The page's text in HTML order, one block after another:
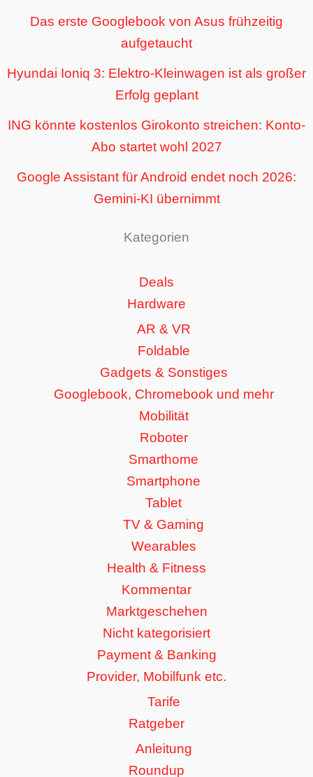
Das erste Googlebook von Asus frühzeitig
aufgetaucht
Hyundai Ioniq 3: Elektro-Kleinwagen ist als großer
Erfolg geplant
ING könnte kostenlos Girokonto streichen: Konto-
Abo startet wohl 2027
Google Assistant für Android endet noch 2026:
Gemini-KI übernimmt
Kategorien
Deals
Hardware
AR & VR
Foldable
Gadgets & Sonstiges
Googlebook, Chromebook und mehr
Mobilität
Roboter
Smarthome
Smartphone
Tablet
TV & Gaming
Wearables
Health & Fitness
Kommentar
Marktgeschehen
Nicht kategorisiert
Payment & Banking
Provider, Mobilfunk etc.
Tarife
Ratgeber
Anleitung
Roundup